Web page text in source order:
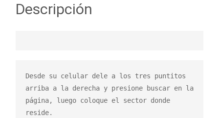
Descripción
Desde su celular dele a los tres puntitos
arriba a la derecha y presione buscar en la
página, luego coloque el sector donde
reside.